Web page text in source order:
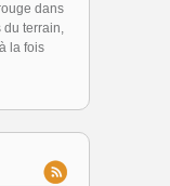
dans
du terrain,
la fois